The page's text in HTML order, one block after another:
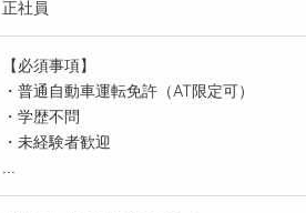
・困っているときなどしっかりサポートし
・成長速度に合わせて仕事を任せてくれる
【研修制度】
・日産資格取得のための社内研修
・サービス研修
・メーカー研修
・IT研修
【働き方】
・年次有給休暇の他に、子どもの看護休暇
・育児休業取得実績あり
【転勤について】
・新潟県内での転勤の可能性があります。
※ご希望などご相談に応じた上で決定してお
【求める人物像】
正社員
【必須事項】
・普通自動車運転免許（AT限定可）
・学歴不問
・未経験者歓迎
...